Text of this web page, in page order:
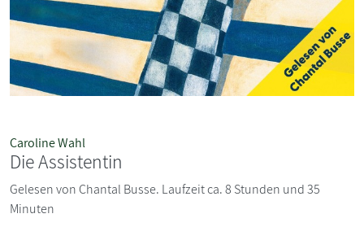
Caroline Wahl
Die Assistentin
Gelesen von Chantal Busse. Laufzeit ca. 8 Stunden und 35
Minuten